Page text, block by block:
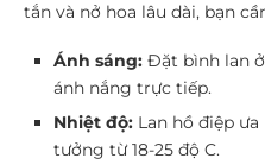
tắn và nở hoa lâu dài, bạn
Ánh sáng: Đặt bình lan
ánh nắng trực tiếp.
Nhiệt độ: Lan hồ điệp
tưởng từ 18-25 độ C.